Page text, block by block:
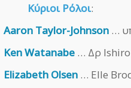
Κύριοι Ρόλοι:
Aaron Taylor-Johnson …
Ken Watanabe … Δρ Ishiro
Elizabeth Olsen … Elle